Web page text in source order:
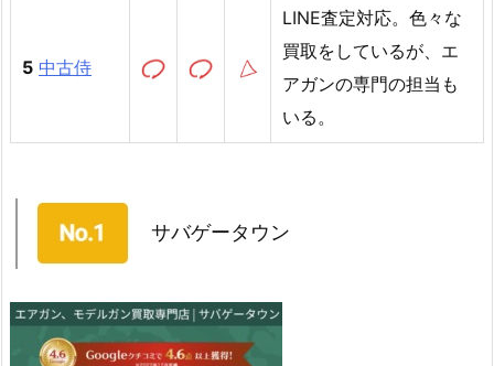
5 中古侍
LINE査定対応。色々な
買取をしているが、エ
アガンの専門の担当も
いる。
サバゲータウン